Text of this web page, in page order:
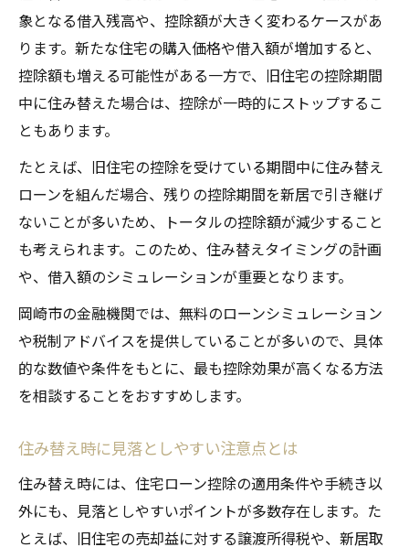
象となる借入残高や、控除額が大きく変わるケースがあ
ります。新たな住宅の購入価格や借入額が増加すると、
控除額も増える可能性がある一方で、旧住宅の控除期間
中に住み替えた場合は、控除が一時的にストップするこ
ともあります。
たとえば、旧住宅の控除を受けている期間中に住み替え
ローンを組んだ場合、残りの控除期間を新居で引き継げ
ないことが多いため、トータルの控除額が減少すること
も考えられます。このため、住み替えタイミングの計画
や、借入額のシミュレーションが重要となります。
岡崎市の金融機関では、無料のローンシミュレーション
や税制アドバイスを提供していることが多いので、具体
的な数値や条件をもとに、最も控除効果が高くなる方法
を相談することをおすすめします。
住み替え時に見落としやすい注意点とは
住み替え時には、住宅ローン控除の適用条件や手続き以
外にも、見落としやすいポイントが多数存在します。た
とえば、旧住宅の売却益に対する譲渡所得税や、新居取